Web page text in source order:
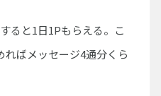
ると1日1Pもらえる。こ
ばメッセージ4通分くら